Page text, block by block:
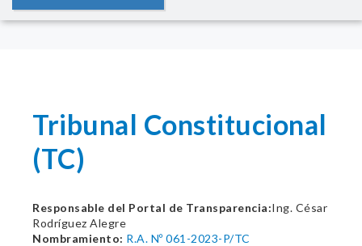
Tribunal Constitucional
(TC)
Responsable del Portal de Transparencia:Ing. César
Rodríguez Alegre
Nombramiento: R.A. Nº 061-2023-P/TC